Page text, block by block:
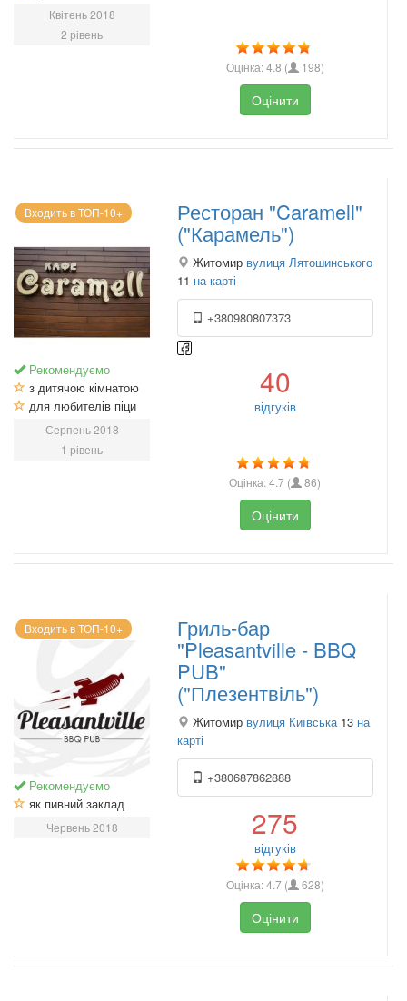
Квітень 2018
2 рівень
Оцінка:4.8 ( 198)
Оцінити
Входить в ТОП-10+
Рекомендуємо
з дитячою кімнатою
для любителів піци
Серпень 2018
1 рівень
Ресторан "Caramell"
("Карамель")
Житомир вулиця Лятошинського
11 на карті
+380980807373
40
відгуків
Оцінка:4.7 ( 86)
Оцінити
Входить в ТОП-10+
Рекомендуємо
як пивний заклад
Червень 2018
Гриль-бар
"Pleasantville - BBQ
PUB"
("Плезентвіль")
Житомир вулиця Київська 13 на
карті
+380687862888
275
відгуків
Оцінка:4.7 ( 628)
Оцінити